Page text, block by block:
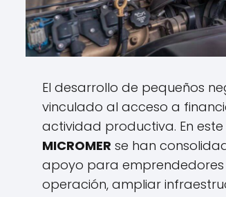
El desarrollo de pequeños
vinculado al acceso a
actividad productiva. En este
MICROMER se han
apoyo para
operación, ampliar